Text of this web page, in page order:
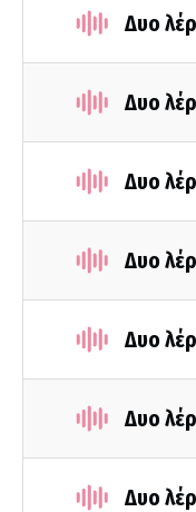
Δυο
Δυο
Δυο
Δυο
Δυο
Δυο
Δυο